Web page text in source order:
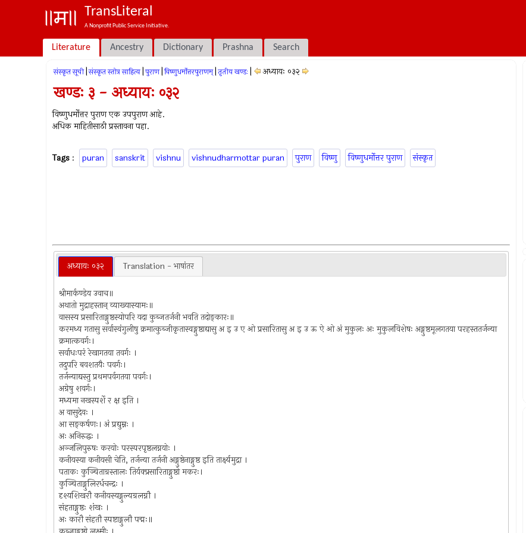
TransLiteral
A Nonprofit Public Service Initiative.
Literature Ancestry Dictionary Prashna Search
संस्कृत सूची संस्कृत स्तोत्र साहित्य पुराण विष्णुधर्मोत्तरपुराणम् तृतीय खण्डः अध्यायः ०३२
खण्डः ३ - अध्यायः ०३२
विष्णुधर्मोत्तर पुराण एक उपपुराण आहे.
अधिक माहितीसाठी प्रस्तावना पहा.
Tags : puran sanskrit vishnu vishnudharmottar puran पुराण विष्णु विष्णुधर्मोत्तर पुराण संस्कृत
अध्यायः ०३२ Translation - भाषांतर
श्रीमार्कण्डेय उवाच॥
अथातो मुद्राहस्तान् व्याख्यास्यामः॥
वासस्य प्रसारिताङ्गुष्ठस्योपरि यदा कुब्जतर्जनी भवति तदोङ्कारः॥
करमध्य गतासु सर्वास्वंगुलीषु क्रमात्कुब्जीकृतास्वङ्गुष्ठाद्यासु अ इ उ ए ओ प्रसारितासु अ इ उ ऊ ऐ ओ अं मुकुलः अः मुकुलविशेषः अङ्गुष्ठमूलगतया परहस्ततर्जन्या
क्रमात्कवर्गः।
सर्वाधःपरं रेखागतया तवर्गः ।
तदुपरि बवशतयैः पवर्गः।
तर्जन्याद्यस्तु प्रथमपर्वगतया पवर्गः।
अग्रेषु शवर्गः।
मध्यमा नखस्पर्शे र क्ष इति ।
अ वासुदेवः ।
आ सङ्कर्षणः। अं प्रद्युम्नः ।
अः अनिरुद्धः ।
अञ्जलिपुरुषः करयोः परस्परपृष्ठलग्नयोः ।
कनीयस्या कनीयसी चेति, तर्जन्या तर्जनी अङ्गुष्ठेनाङ्गुष्ठ इति तार्क्ष्यमुद्रा ।
पताकः कुञ्चिताग्रस्तालः तिर्यक्प्रसारिताङ्गुष्ठो मकरः।
कुञ्चिताङ्गुलिरर्धचन्द्रः ।
दृश्यशिखरौ कनीयस्यङ्गुल्यग्रलग्नौ ।
संहताङ्गुष्ठः शंखः ।
अः कारौ संहतौ स्पष्टाङ्गुलौ पद्मः॥